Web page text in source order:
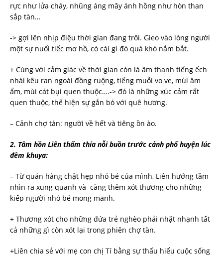
rực như lửa cháy, nhũng áng mây ánh hồng như hòn than
sắp tàn…
-> gợi lên nhịp điệu thời gian đang trôi. Gieo vào lòng người
một sự nuối tiếc mơ hồ, có cái gì đó quá khó nắm bắt.
+ Cùng với cảm giác về thời gian còn là âm thanh tiếng ếch
nhái kêu ran ngoài đồng ruộng, tiếng muỗi vo ve, mùi âm
ẩm, mùi cát bụi quen thuộc….-> đó là những xúc cảm rất
quen thuộc, thể hiện sự gắn bó với quê hương.
– Cảnh chợ tàn: người về hết và tiêng ồn ào.
2. Tâm hồn Liên thấm thía nỗi buồn trước cảnh phố huyện lúc
đêm khuya:
– Từ quán hàng chật hẹp nhỏ bé của mình, Liên hướng tầm
nhìn ra xung quanh và càng thêm xót thương cho những
kiếp người nhỏ bé mong manh.
+ Thương xót cho những đứa trẻ nghèo phải nhặt nhạnh tất
cả những gì còn xót lại trong phiên chợ tàn.
+Liên chia sẻ với mẹ con chị Tí bằng sự thấu hiểu cuộc sống